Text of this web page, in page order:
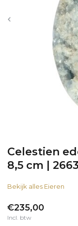
Celestien
8,5 cm |
Bekijk alles Eieren
€235,00
Incl. btw